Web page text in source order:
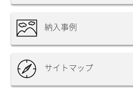
納入事例
サイトマップ